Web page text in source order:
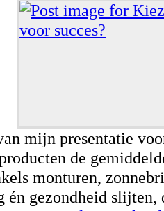
mijn presentatie
de
monturen,
én gezondheid